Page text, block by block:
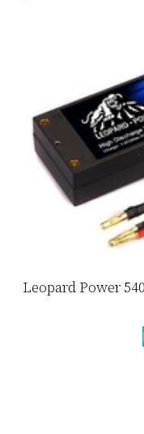
Leopard Power